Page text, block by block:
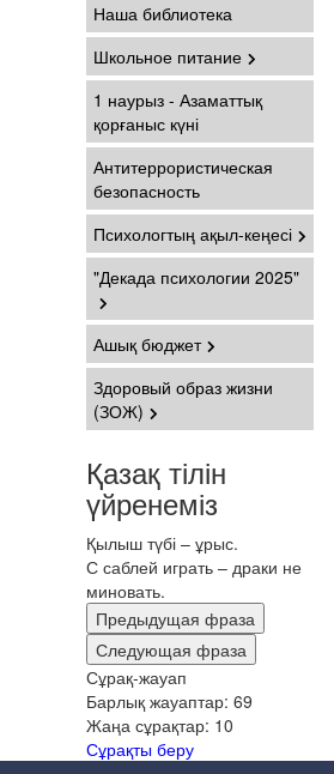
Наша библиотека
Школьное питание
1 наурыз - Азаматтық
қорғаныс күні
Антитеррористическая
безопасность
Психологтың ақыл-кеңесі
"Декада психологии 2025"
Ашық бюджет
Здоровый образ жизни
(ЗОЖ)
Қазақ тілін
үйренеміз
Қылыш түбі – ұрыс.
С саблей играть – драки не
миновать.
Предыдущая фраза
Следующая фраза
Сұрақ-жауап
Барлық жауаптар: 69
Жаңа сұрақтар: 10
Сұрақты беру